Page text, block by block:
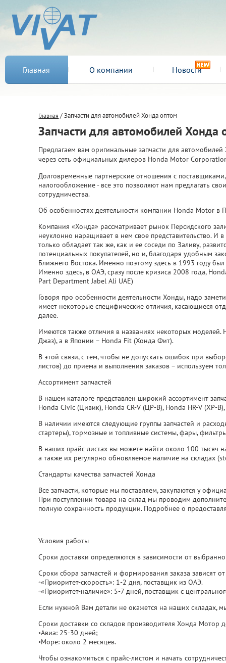
Главная О компании Новости
Главная / Запчасти для автомобилей Хонда оптом
Запчасти для автомобилей Хонда
Предлагаем вам оригинальные запчасти для
через сеть официальных дилеров Honda Motor
Долговременные партнерские отношения с поставщиками,
налогообложение - все это позволяют нам предлагать
сотрудничества.
Об особенностях деятельности компании Honda Motor в
Компания «Хонда» рассматривает рынок Персидского
неуклонно наращивает в нем свое представительство. И
только обладает так же, как и ее соседи по Заливу,
потенциальных покупателей, но и, благодаря удобным
Ближнего Востока. Именно поэтому здесь в 1993 году
Именно здесь, в ОАЭ, сразу после кризиса 2008 года,
Part Department Jabel Ali UAE)
Говоря про особенности деятельности Хонды, надо
имеет некоторые специфические отличия, касающиеся
далее.
Имеются также отличия в названиях некоторых
Джаз), а в Японии – Honda Fit (Хонда Фит).
В этой связи, с тем, чтобы не допускать ошибок при
листов) до приема и выполнения заказов – используем
Ассортимент запчастей
В нашем каталоге представлен широкий ассортимент
Honda Civic (Цивик), Honda CR-V (ЦР-В), Honda HR-V (ХР-
В наличии имеются следующие группы запчастей и
стартеры), тормозные и топливные системы, фары,
В наших прайс-листах вы можете найти около 100 тысяч
а также их регулярно обновляемое наличие на складах
Стандарты качества запчастей Хонда
Все запчасти, которые мы поставляем, закупаются у
При поступлении товара на склад мы проводим
полную сохранность продукции. Подробнее о
Условия работы
Сроки доставки определяются в зависимости от
Сроки сбора запчастей и формирования заказа зависят
◦«Приоритет-скорость»: 1-2 дня, поставщик из ОАЭ.
◦«Приоритет-наличие»: 5-7 дней, поставщик с
Если нужной Вам детали не окажется на наших складах,
Сроки доставки со складов производителя Хонда Мотор
◦Авиа: 25-30 дней;
◦Море: около 2 месяцев.
Чтобы ознакомиться с прайс-листом и начать